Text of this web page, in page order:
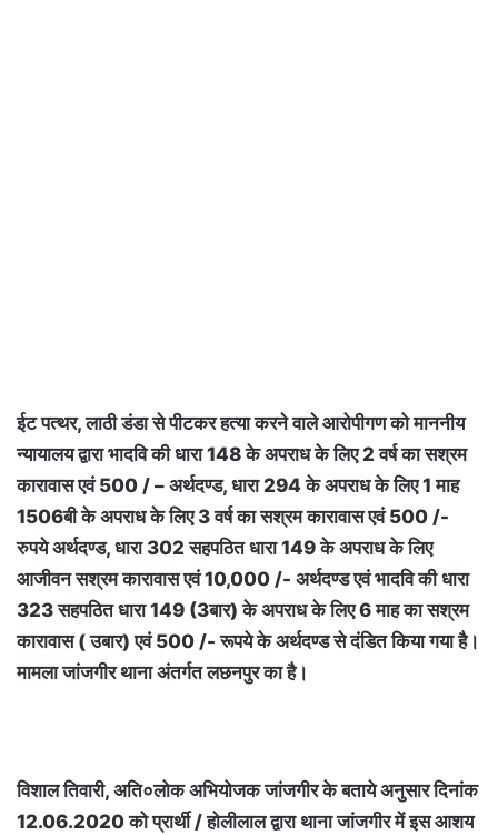
ईट पत्थर, लाठी डंडा से पीटकर हत्या करने वाले आरोपीगण को माननीय
न्यायालय द्वारा भादवि की धारा 148 के अपराध के लिए 2 वर्ष का सश्रम
कारावास एवं 500 / – अर्थदण्ड, धारा 294 के अपराध के लिए 1 माह
1506बी के अपराध के लिए 3 वर्ष का सश्रम कारावास एवं 500 /-
रुपये अर्थदण्ड, धारा 302 सहपठित धारा 149 के अपराध के लिए
आजीवन सश्रम कारावास एवं 10,000 /- अर्थदण्ड एवं भादवि की धारा
323 सहपठित धारा 149 (3बार) के अपराध के लिए 6 माह का सश्रम
कारावास ( उबार) एवं 500 /- रूपये के अर्थदण्ड से दंडित किया गया है।
मामला जांजगीर थाना अंतर्गत लछनपुर का है।
विशाल तिवारी, अति०लोक अभियोजक जांजगीर के बताये अनुसार दिनांक
12.06.2020 को प्रार्थी / होलीलाल द्वारा थाना जांजगीर में इस आशय